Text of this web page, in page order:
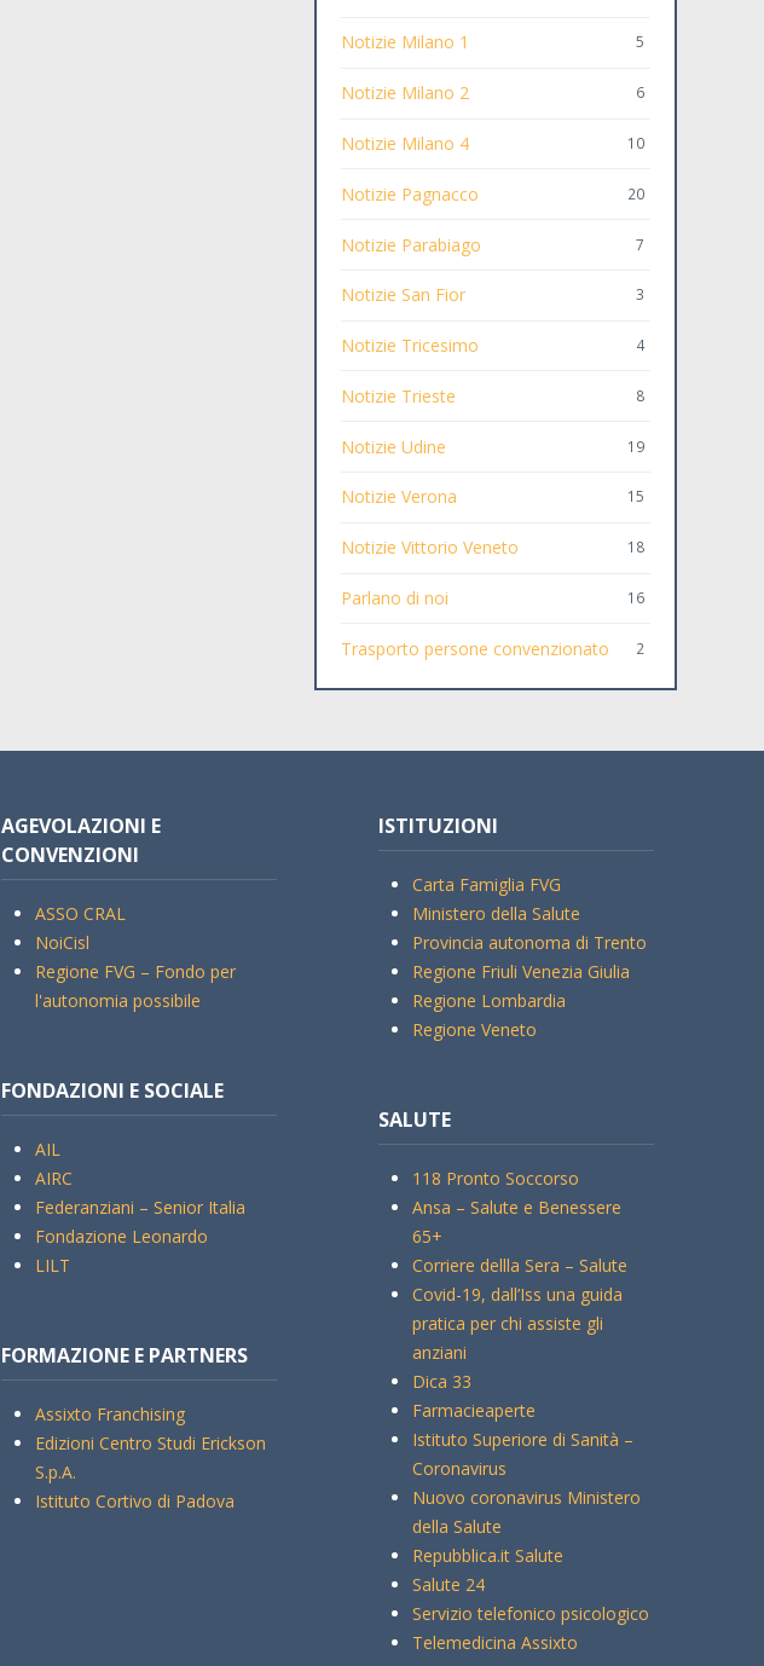
Notizie Milano 1 5
Notizie Milano 2 6
Notizie Milano 4 10
Notizie Pagnacco 20
Notizie Parabiago 7
Notizie San Fior 3
Notizie Tricesimo 4
Notizie Trieste 8
Notizie Udine 19
Notizie Verona 15
Notizie Vittorio Veneto 18
Parlano di noi 16
Trasporto persone convenzionato 2
AGEVOLAZIONI E
CONVENZIONI
ASSO CRAL
NoiCisl
Regione FVG – Fondo per
l'autonomia possibile
FONDAZIONI E SOCIALE
AIL
AIRC
Federanziani – Senior Italia
Fondazione Leonardo
LILT
FORMAZIONE E PARTNERS
Assixto Franchising
Edizioni Centro Studi Erickson
S.p.A.
Istituto Cortivo di Padova
ISTITUZIONI
Carta Famiglia FVG
Ministero della Salute
Provincia autonoma di Trento
Regione Friuli Venezia Giulia
Regione Lombardia
Regione Veneto
SALUTE
118 Pronto Soccorso
Ansa – Salute e Benessere
65+
Corriere dellla Sera – Salute
Covid-19, dall’Iss una guida
pratica per chi assiste gli
anziani
Dica 33
Farmacieaperte
Istituto Superiore di Sanità –
Coronavirus
Nuovo coronavirus Ministero
della Salute
Repubblica.it Salute
Salute 24
Servizio telefonico psicologico
Telemedicina Assixto